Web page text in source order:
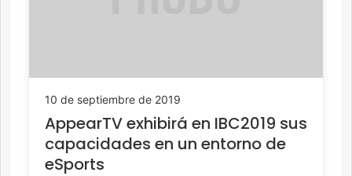
10 de septiembre de 2019
AppearTV exhibirá en IBC2019 sus
capacidades en un entorno de
eSports